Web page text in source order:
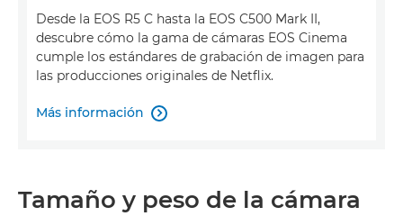
Desde la EOS R5 C hasta la EOS C500 Mark II,
descubre cómo la gama de cámaras EOS Cinema
cumple los estándares de grabación de imagen para
las producciones originales de Netflix.
Más información 
Tamaño y peso de la cámara